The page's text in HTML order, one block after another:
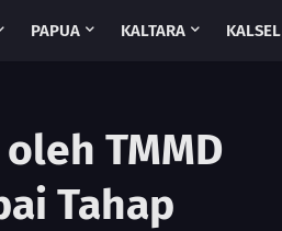
PAPUA KALTARA KALSEL
TMMD
Tahap